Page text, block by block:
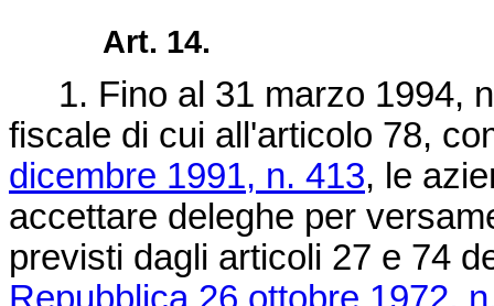
Art. 14.
1. Fino al 31 marzo 1994,
fiscale di cui all'articolo 78,
dicembre 1991, n. 413, le
accettare deleghe per
previsti dagli articoli 27 e 74